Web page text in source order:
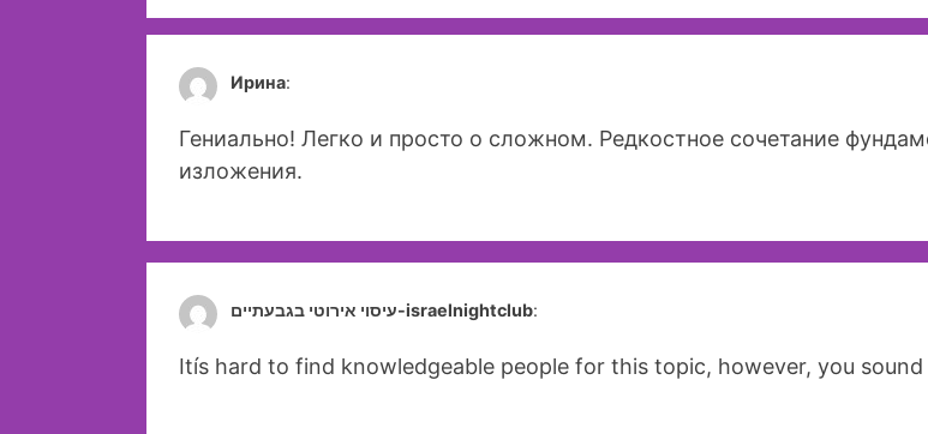
Ирина:
Гениально! Легко и просто о сложном. Редкостное сочетание
изложения.
עיסוי אירוטי בגבעתיים-israelnightclub:
Itís hard to find knowledgeable people for this topic, however, you